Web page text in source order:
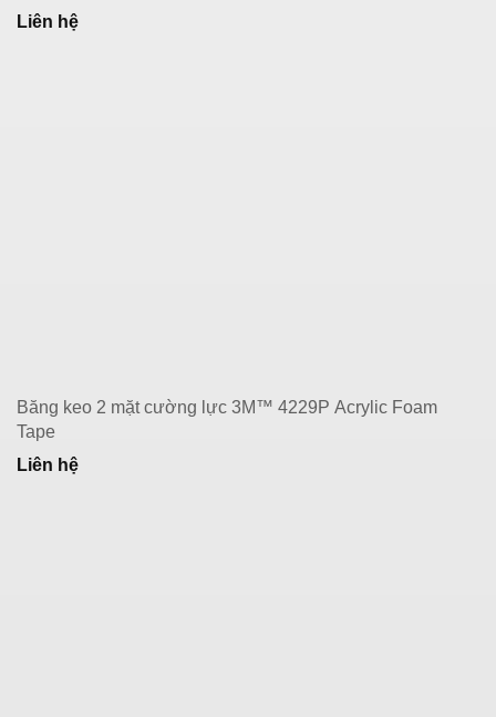
Liên hệ
Băng keo 2 mặt cường lực 3M™ 4229P Acrylic Foam
Tape
Liên hệ